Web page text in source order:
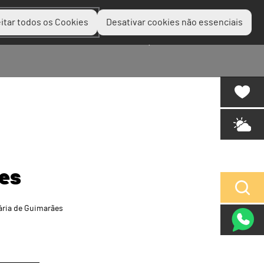
todos os Cookies Desativar cookies não essenciais
Planear Descobrir
de Guimarães